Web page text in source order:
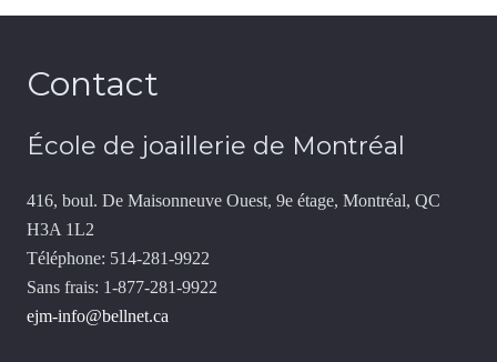
Contact
École de joaillerie de Montréal
416, boul. De Maisonneuve Ouest, 9e étage, Montréal, QC
H3A 1L2
Téléphone: 514-281-9922
Sans frais: 1-877-281-9922
ejm-info@bellnet.ca